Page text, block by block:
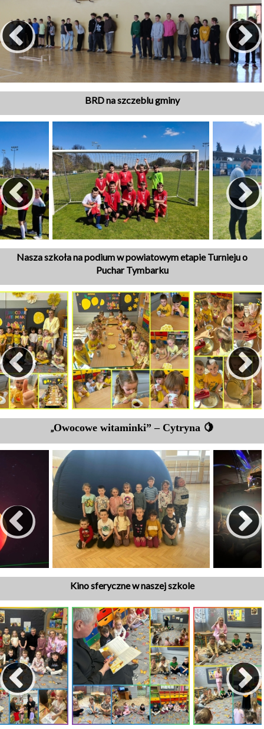
BRD na szczeblu gminy
Nasza szkoła na podium w powiatowym etapie Turnieju o
Puchar Tymbarku
„Owocowe witaminki” – Cytryna 🍋
Kino sferyczne w naszej szkole